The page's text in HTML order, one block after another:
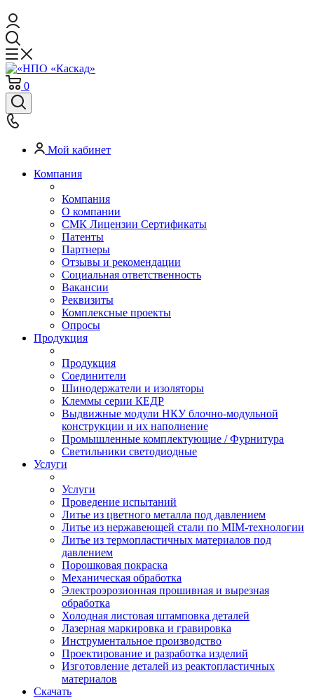
0
Мой кабинет
Компания
Компания
О компании
СМК Лицензии Сертификаты
Патенты
Партнеры
Отзывы и рекомендации
Социальная ответственность
Вакансии
Реквизиты
Комплексные проекты
Опросы
Продукция
Продукция
Соединители
Шинодержатели и изоляторы
Клеммы серии КЕДР
Выдвижные модули НКУ блочно-модульной
конструкции и их наполнение
Промышленные комплектующие / Фурнитура
Светильники светодиодные
Услуги
Услуги
Проведение испытаний
Литье из цветного металла под давлением
Литье из нержавеющей стали по MIM-технологии
Литье из термопластичных материалов под
давлением
Порошковая покраска
Механическая обработка
Электроэрозионная прошивная и вырезная
обработка
Холодная листовая штамповка деталей
Лазерная маркировка и гравировка
Инструментальное производство
Проектирование и разработка изделий
Изготовление деталей из реактопластичных
материалов
Скачать